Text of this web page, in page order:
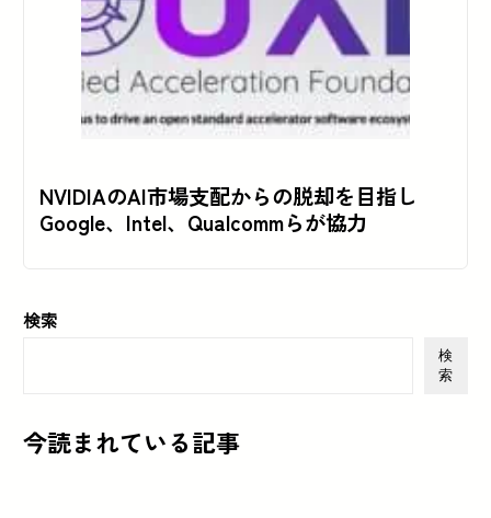
NVIDIAのAI市場支配からの脱却を目指し
Google、Intel、Qualcommらが協力
検索
検
索
今読まれている記事